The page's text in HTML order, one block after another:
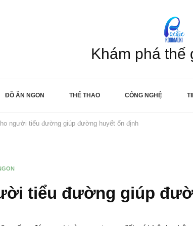
Khám phá thế
ĐỒ ĂN NGON THỂ THAO CÔNG NGHỆ
người tiểu đường giúp đường huyết ổn định
tiểu đường giúp